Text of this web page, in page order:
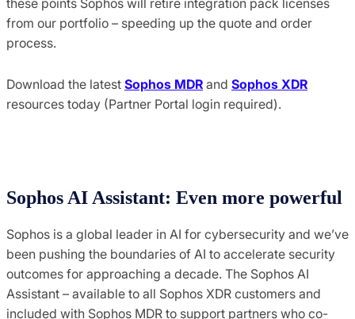
from our portfolio – speeding up the quote and order
process.
Download the latest Sophos MDR and Sophos XDR
resources today (Partner Portal login required).
Sophos AI Assistant: Even more powerful
Sophos is a global leader in AI for cybersecurity and we’ve
been pushing the boundaries of AI to accelerate security
outcomes for approaching a decade. The Sophos AI
Assistant – available to all Sophos XDR customers and
included with Sophos MDR to support partners who co-